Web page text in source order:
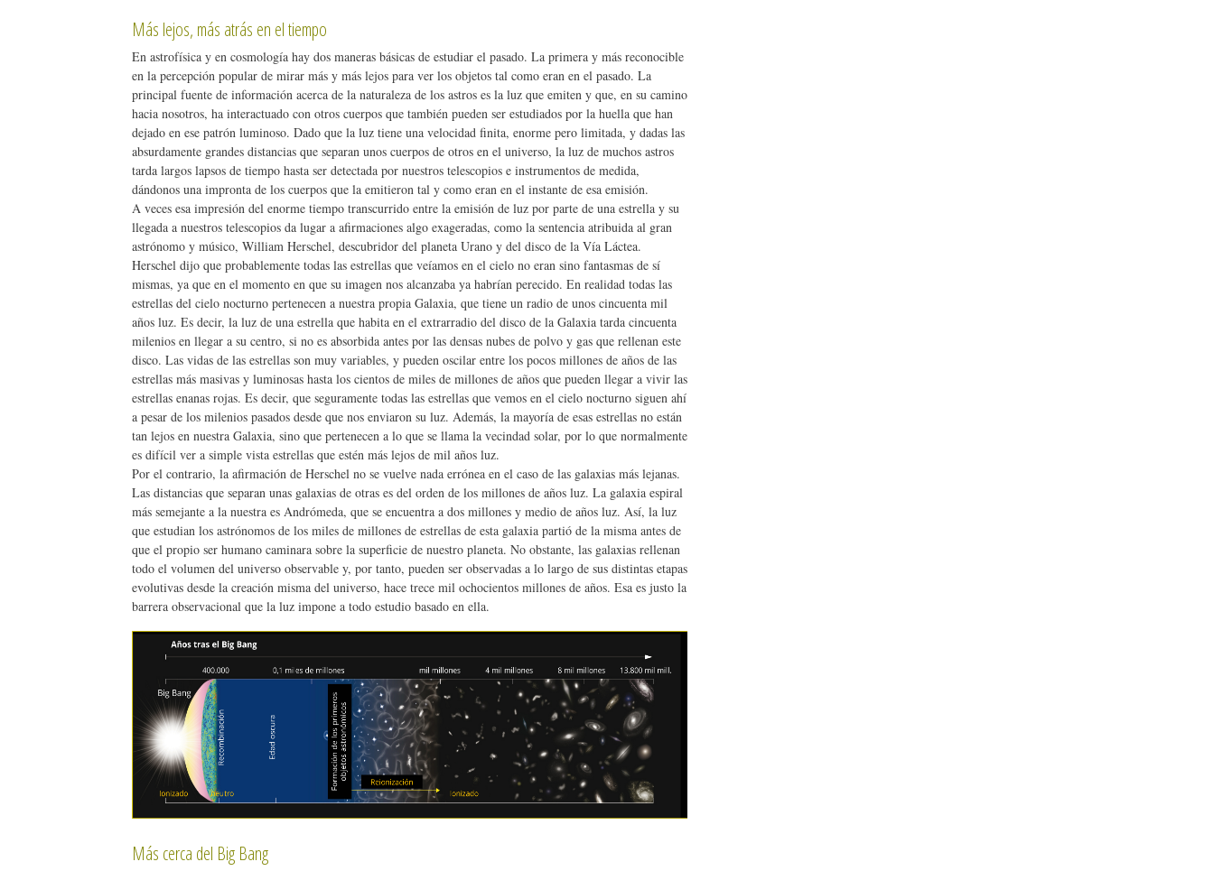
Más lejos, más atrás en el tiempo
En astrofísica y en cosmología hay dos maneras básicas de estudiar el pasado. La primera y más reconocible
en la percepción popular de mirar más y más lejos para ver los objetos tal como eran en el pasado. La
principal fuente de información acerca de la naturaleza de los astros es la luz que emiten y que, en su camino
hacia nosotros, ha interactuado con otros cuerpos que también pueden ser estudiados por la huella que han
dejado en ese patrón luminoso. Dado que la luz tiene una velocidad finita, enorme pero limitada, y dadas las
absurdamente grandes distancias que separan unos cuerpos de otros en el universo, la luz de muchos astros
tarda largos lapsos de tiempo hasta ser detectada por nuestros telescopios e instrumentos de medida,
dándonos una impronta de los cuerpos que la emitieron tal y como eran en el instante de esa emisión.
A veces esa impresión del enorme tiempo transcurrido entre la emisión de luz por parte de una estrella y su
llegada a nuestros telescopios da lugar a afirmaciones algo exageradas, como la sentencia atribuida al gran
astrónomo y músico, William Herschel, descubridor del planeta Urano y del disco de la Vía Láctea.
Herschel dijo que probablemente todas las estrellas que veíamos en el cielo no eran sino fantasmas de sí
mismas, ya que en el momento en que su imagen nos alcanzaba ya habrían perecido. En realidad todas las
estrellas del cielo nocturno pertenecen a nuestra propia Galaxia, que tiene un radio de unos cincuenta mil
años luz. Es decir, la luz de una estrella que habita en el extrarradio del disco de la Galaxia tarda cincuenta
milenios en llegar a su centro, si no es absorbida antes por las densas nubes de polvo y gas que rellenan este
disco. Las vidas de las estrellas son muy variables, y pueden oscilar entre los pocos millones de años de las
estrellas más masivas y luminosas hasta los cientos de miles de millones de años que pueden llegar a vivir las
estrellas enanas rojas. Es decir, que seguramente todas las estrellas que vemos en el cielo nocturno siguen ahí
a pesar de los milenios pasados desde que nos enviaron su luz. Además, la mayoría de esas estrellas no están
tan lejos en nuestra Galaxia, sino que pertenecen a lo que se llama la vecindad solar, por lo que normalmente
es difícil ver a simple vista estrellas que estén más lejos de mil años luz.
Por el contrario, la afirmación de Herschel no se vuelve nada errónea en el caso de las galaxias más lejanas.
Las distancias que separan unas galaxias de otras es del orden de los millones de años luz. La galaxia espiral
más semejante a la nuestra es Andrómeda, que se encuentra a dos millones y medio de años luz. Así, la luz
que estudian los astrónomos de los miles de millones de estrellas de esta galaxia partió de la misma antes de
que el propio ser humano caminara sobre la superficie de nuestro planeta. No obstante, las galaxias rellenan
todo el volumen del universo observable y, por tanto, pueden ser observadas a lo largo de sus distintas etapas
evolutivas desde la creación misma del universo, hace trece mil ochocientos millones de años. Esa es justo la
barrera observacional que la luz impone a todo estudio basado en ella.
Más cerca del Big Bang